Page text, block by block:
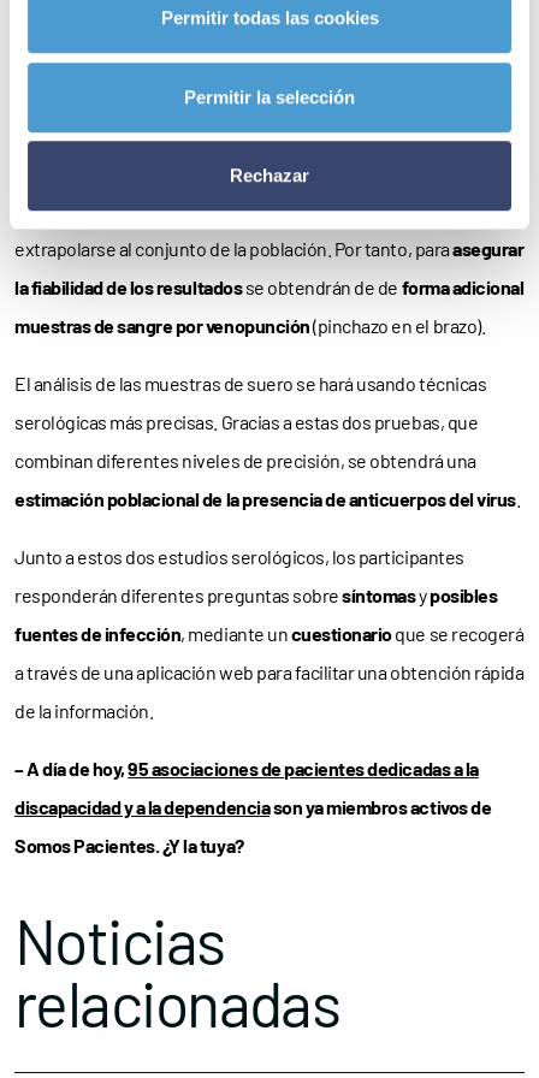
Permitir todas las cookies
Permitir la selección
Rechazar
La sensibilidad de esta prueba, que sólo requiere de un pinchazo
en el dedo, se estima que es superior al 80%, pero esta
precisión diagnóstica
grupos muy concretos de pacientes y se desconoce si puede
extrapolarse al conjunto de la población. Por tanto, paraasegurar
la fiabilidad de los resultadosse obtendrán de de forma adicional
muestras de sangre por venopunción(pinchazo en el brazo).
El análisis de las muestras de suero se hará usando técnicas
serológicas más precisas. Gracias a estas dos pruebas, que
combinan diferentes niveles de precisión, se obtendrá una
estimación poblacional de la presencia de anticuerpos del virus.
Junto a estos dos estudios serológicos, los participantes
responderán diferentes preguntas sobresíntomasyposibles
fuentes de infección, mediante uncuestionarioque se recogerá
a través de una aplicación web para facilitar una obtención rápida
de la información.
– A día de hoy,95 asociaciones de pacientes dedicadas a la
discapacidad y a la dependenciason ya miembros activos de
Somos Pacientes. ¿Y la tuya?
Noticias
relacionadas